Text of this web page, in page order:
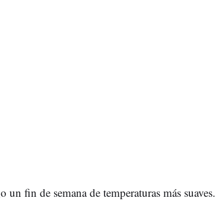
fin de semana de temperaturas más suaves.